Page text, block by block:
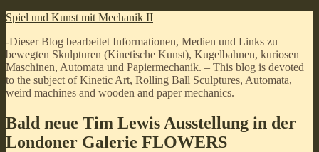
Zum
springen
Spiel und Kunst mit Mechanik II
-Dieser Blog bearbeitet Informationen, Medien und Links zu
bewegten Skulpturen (Kinetische Kunst), Kugelbahnen, kuriosen
Maschinen, Automata und Papiermechanik. – This blog is devoted
to the subject of Kinetic Art, Rolling Ball Sculptures, Automata,
weird machines and wooden and paper mechanics.
Bald neue Tim Lewis Ausstellung in der
Londoner Galerie FLOWERS